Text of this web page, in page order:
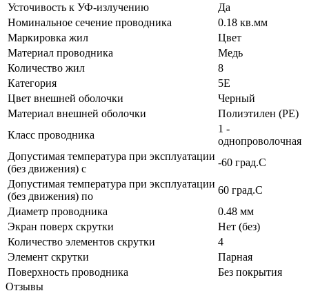
Усточивость к УФ-излучению
Да
Номинальное сечение проводника
0.18 кв.мм
Маркировка жил
Цвет
Материал проводника
Медь
Количество жил
8
Категория
5E
Цвет внешней оболочки
Черный
Материал внешней оболочки
Полиэтилен (PE)
Класс проводника
1 -
однопроволочная
Допустимая температура при эксплуатации
(без движения) с
-60 град.C
Допустимая температура при эксплуатации
(без движения) по
60 град.C
Диаметр проводника
0.48 мм
Экран поверх скрутки
Нет (без)
Количество элементов скрутки
4
Элемент скрутки
Парная
Поверхность проводника
Без покрытия
Отзывы